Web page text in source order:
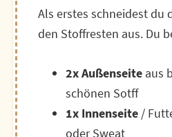
Als erstes schneidest du
den Stoffresten aus. Du
2x Außenseiteaus
schönen Sotff
1x Innenseite/
oder Sweat